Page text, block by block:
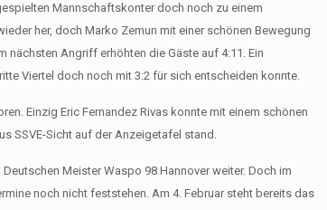
Mannschaftskonter doch noch zu einem
her, doch Marko Zemun mit einer schönen Bewegung
nächsten Angriff erhöhten die Gäste auf 4:11. Ein
Viertel doch noch mit 3:2 für sich entscheiden konnte.
Einzig Eric Fernandez Rivas konnte mit einem schönen
SSVE-Sicht auf der Anzeigetafel stand.
Meister Waspo 98 Hannover weiter. Doch im
noch nicht feststehen. Am 4. Februar steht bereits das